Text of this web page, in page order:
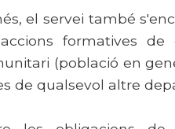
el servei també
formatives de
(població en
de qualsevol altre